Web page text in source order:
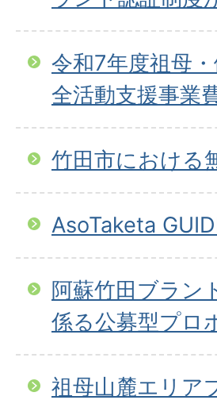
令和7年度祖母
全活動支援事業
竹田市における
AsoTaketa
阿蘇竹田ブラン
係る公募型プロ
祖母山麓エリア